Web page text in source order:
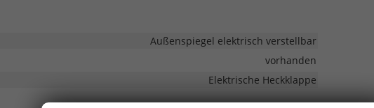
Außenspiegel elektrisch verstellbar
vorhanden
Elektrische Heckklappe